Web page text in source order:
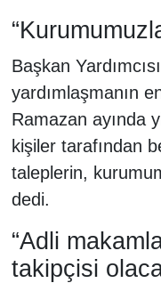
Başkan
yardımlaşmanın
Ramazan ayında
kişiler tarafından
taleplerin,
dedi.
“Adli
takipçisi